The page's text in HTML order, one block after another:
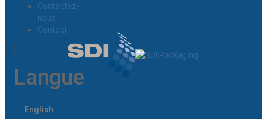
Contactez-
nous
Contact
Langue
English